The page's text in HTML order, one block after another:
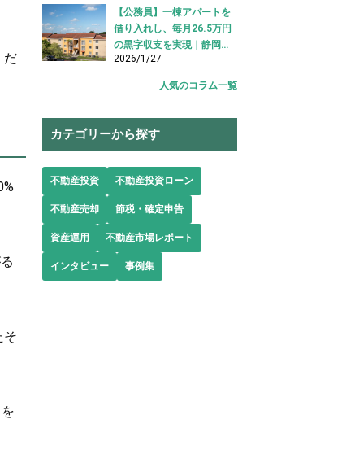
だ
そ
【公務員】一棟アパートを
借り入れし、毎月26.5万円
の黒字収支を実現｜静岡県
【アパートローン 借り入れ
2026/1/27
人気のコラム一覧
カテゴリーから探す
不動産投資 不動産投資ローン
不動産売却 節税・確定申告
資産運用 不動産市場レポート
インタビュー 事例集